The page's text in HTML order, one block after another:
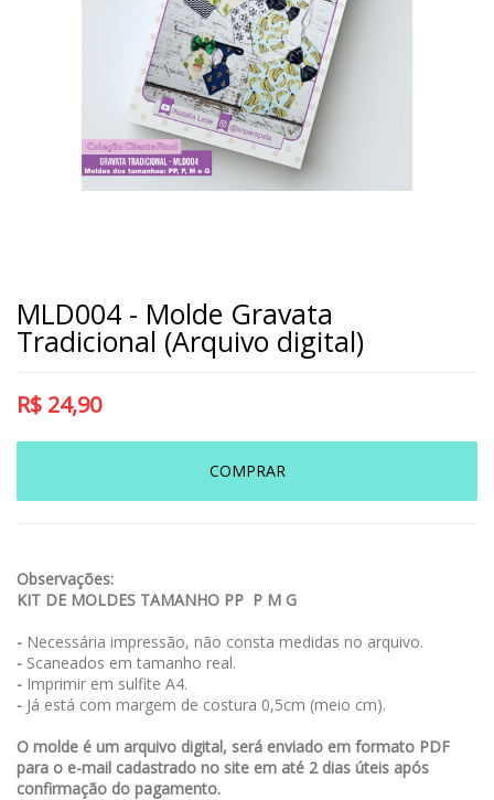
MLD004 - Molde Gravata
Tradicional (Arquivo digital)
R$ 24,90
COMPRAR
Observações:
KIT DE MOLDES TAMANHO PP P M G
- Necessária impressão, não consta medidas no arquivo.
- Scaneados em tamanho real.
- Imprimir em sulfite A4.
- Já está com margem de costura 0,5cm (meio cm).
O molde é um arquivo digital, será enviado em formato PDF
para o e-mail cadastrado no site em até 2 dias úteis após
confirmação do pagamento.